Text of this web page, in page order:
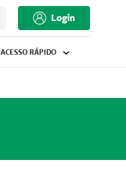
Login
ACESSO RÁPIDO